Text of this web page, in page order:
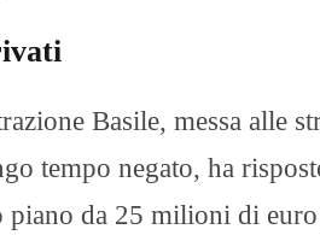
Basile, messa alle
tempo negato, ha
piano da 25 milioni di